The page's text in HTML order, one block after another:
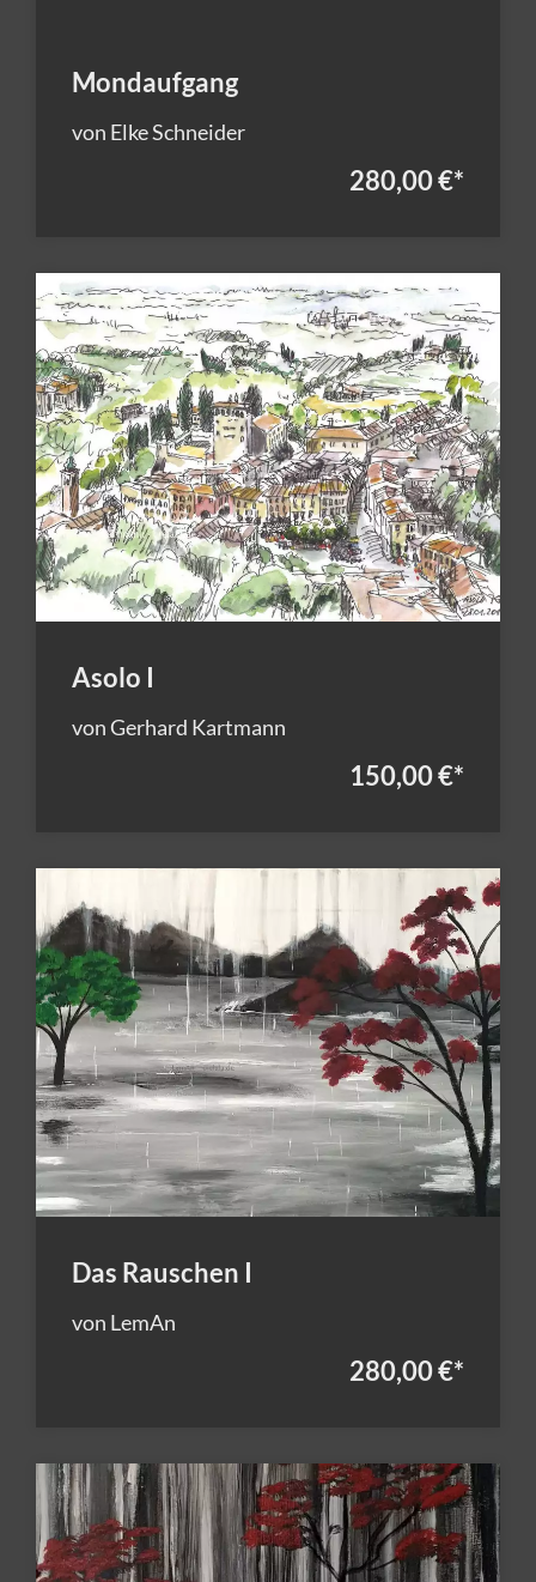
Mondaufgang
von Elke Schneider
280,00 €*
Asolo I
von Gerhard Kartmann
150,00 €*
Das Rauschen I
von LemAn
280,00 €*